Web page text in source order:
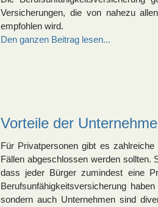
Versicherungen, die von nahezu
empfohlen wird.
Den ganzen Beitrag lesen...
Vorteile der
Für Privatpersonen gibt es
Fällen abgeschlossen werden sollten.
dass jeder Bürger zumindest eine
Berufsunfähigkeitsversicherung
sondern auch Unternehmen sind